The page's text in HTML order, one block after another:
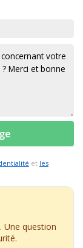
et les
Une question